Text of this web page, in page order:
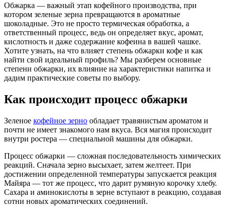
Обжарка — важный этап кофейного производства, при
котором зеленые зерна превращаются в ароматные
шоколадные. Это не просто термическая обработка, а
ответственный процесс, ведь он определяет вкус, аромат,
кислотность и даже содержание кофеина в вашей чашке.
Хотите узнать, на что влияет степень обжарки кофе и как
найти свой идеальный профиль? Мы разберем основные
степени обжарки, их влияние на характеристики напитка и
дадим практические советы по выбору.
Как происходит процесс обжарки
Зеленое кофейное зерно обладает травянистым ароматом и
почти не имеет знакомого нам вкуса. Вся магия происходит
внутри ростера — специальной машины для обжарки.
Процесс обжарки — сложная последовательность химических
реакций. Сначала зерно высыхает, затем желтеет. При
достижении определенной температуры запускается реакция
Майяра — тот же процесс, что дарит румяную корочку хлебу.
Сахара и аминокислоты в зерне вступают в реакцию, создавая
сотни новых ароматических соединений.